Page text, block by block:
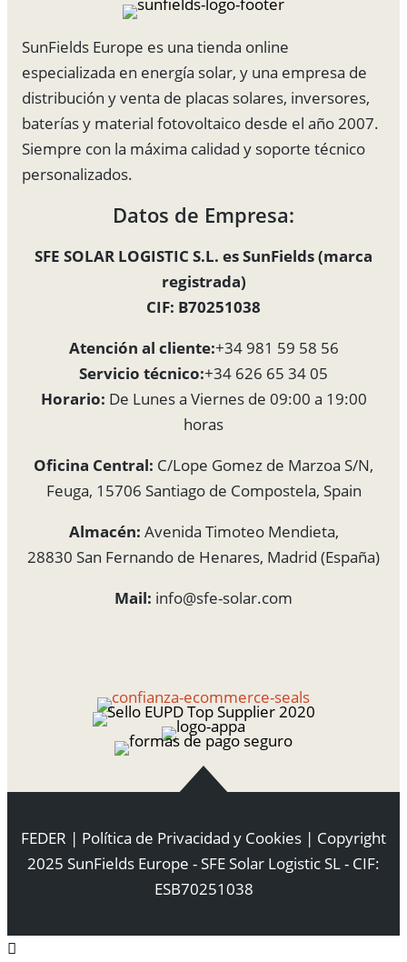
SunFields Europe es una tienda online
especializada en energía solar, y una empresa de
distribución y venta de placas solares, inversores,
baterías y material fotovoltaico desde el año 2007.
Siempre con la máxima calidad y soporte técnico
personalizados.
Datos de Empresa:
SFE SOLAR LOGISTIC S.L. es SunFields (marca
registrada)
CIF: B70251038
Atención al cliente:+34 981 59 58 56
Servicio técnico:+34 626 65 34 05
Horario: De Lunes a Viernes de 09:00 a 19:00
horas
Oficina Central: C/Lope Gomez de Marzoa S/N,
Feuga, 15706 Santiago de Compostela, Spain
Almacén: Avenida Timoteo Mendieta,
28830 San Fernando de Henares, Madrid (España)
Mail: info@sfe-solar.com
FEDER | Política de Privacidad y Cookies | Copyright
2025 SunFields Europe - SFE Solar Logistic SL - CIF:
ESB70251038